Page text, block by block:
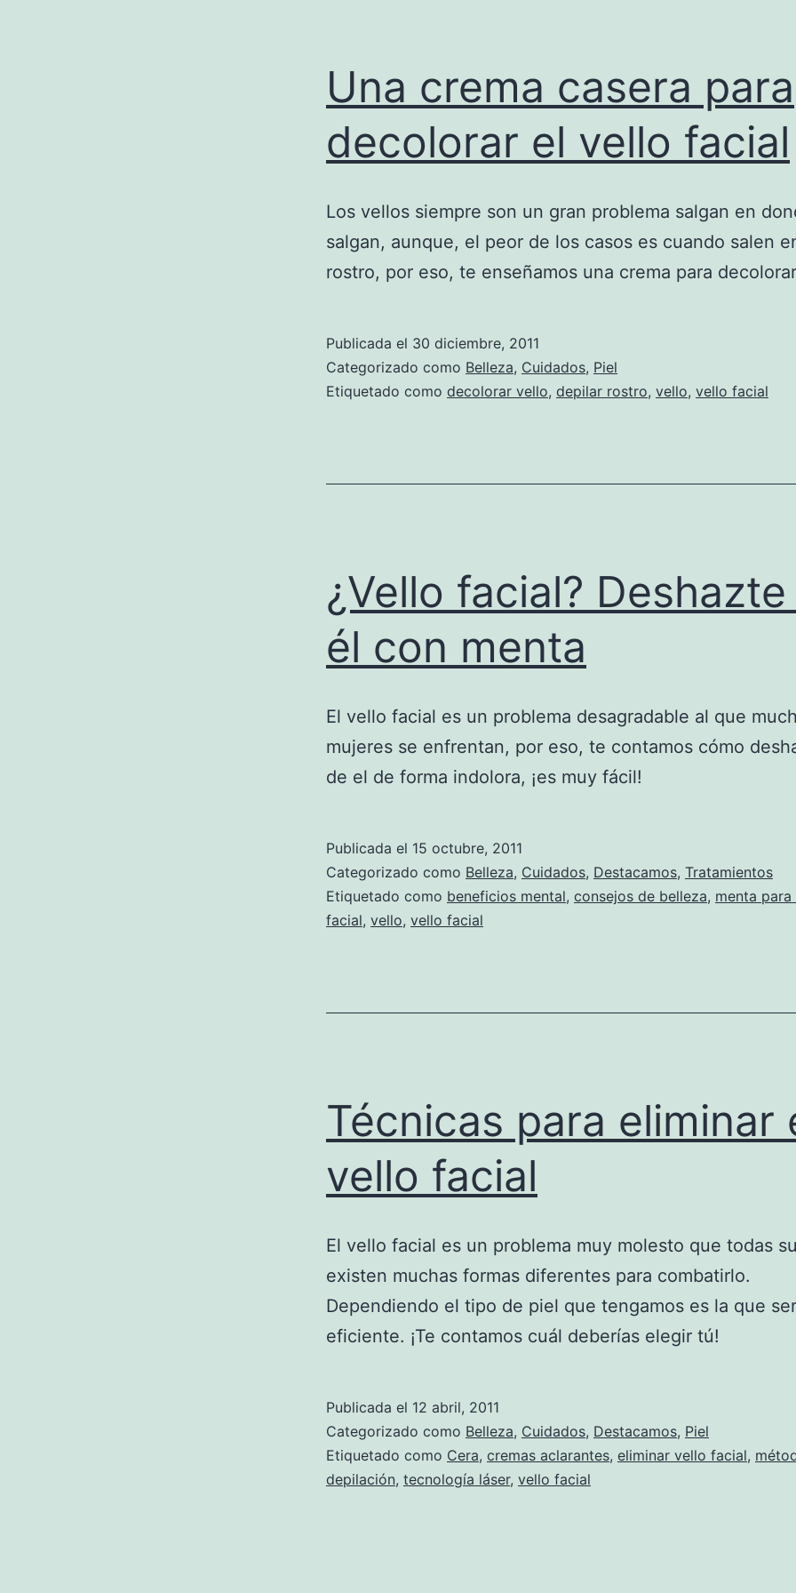
Una crema casera para
decolorar el vello facial
Los vellos siempre son un gran problema salgan en
salgan, aunque, el peor de los casos es cuando salen
rostro, por eso, te enseñamos una crema para
Publicada el 30 diciembre, 2011
Categorizado como Belleza, Cuidados, Piel
Etiquetado como decolorar vello, depilar rostro, vello, vello facial
¿Vello facial?
él con menta
El vello facial es un problema desagradable al que
mujeres se enfrentan, por eso, te contamos cómo
de el de forma indolora, ¡es muy fácil!
Publicada el 15 octubre, 2011
Categorizado como Belleza, Cuidados, Destacamos, Tratamientos
Etiquetado como beneficios mental, consejos de belleza, menta para
facial, vello, vello facial
Técnicas para eliminar
vello facial
El vello facial es un problema muy molesto que todas
existen muchas formas diferentes para combatirlo.
Dependiendo el tipo de piel que tengamos es la que
eficiente. ¡Te contamos cuál deberías elegir tú!
Publicada el 12 abril, 2011
Categorizado como Belleza, Cuidados, Destacamos, Piel
Etiquetado como Cera, cremas aclarantes, eliminar vello facial,
depilación, tecnología láser, vello facial